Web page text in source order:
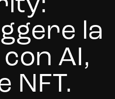
la
AI,
NFT.